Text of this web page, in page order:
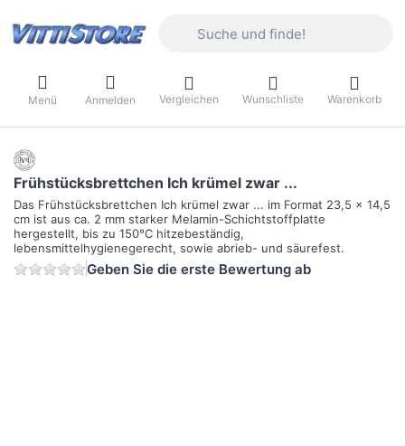
Menü Anmelden Vergleichen Wunschliste Warenkorb
Frühstücksbrettchen Ich krümel zwar ...
Das Frühstücksbrettchen Ich krümel zwar ... im Format 23,5 x 14,5
cm ist aus ca. 2 mm starker Melamin-Schichtstoffplatte
hergestellt, bis zu 150°C hitzebeständig,
lebensmittelhygienegerecht, sowie abrieb- und säurefest.
Geben Sie die erste Bewertung ab